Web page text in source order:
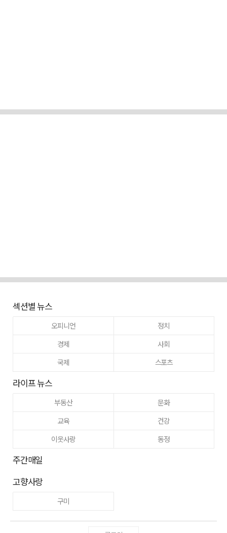
섹션별 뉴스
오피니언
정치
경제
사회
국제
스포츠
라이프 뉴스
부동산
문화
교육
건강
이웃사랑
동정
주간매일
고향사랑
구미